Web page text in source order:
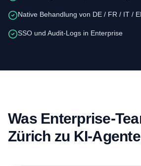
Native Behandlung von DE / FR / IT /
SSO und Audit-Logs in Enterprise
Was Enterprise-
Zürich zu KI-